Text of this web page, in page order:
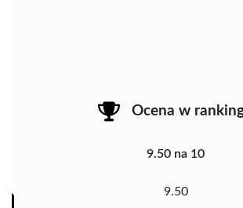
Ocena w
9.50 na 10
9.50